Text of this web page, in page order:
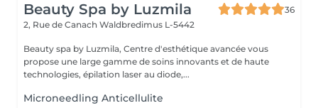
Beauty Spa by Luzmila
36
2, Rue de Canach Waldbredimus L-5442
Beauty spa by Luzmila, Centre d'esthétique avancée vous
propose une large gamme de soins innovants et de haute
technologies, épilation laser au diode,...
Microneedling Anticellulite